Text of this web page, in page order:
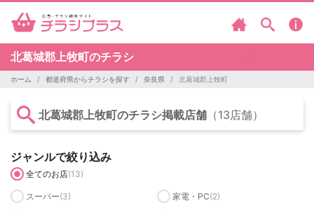
北葛城郡上牧町のチラシ
ホーム 都道府県からチラシを探す 奈良県 北葛城郡上牧町
北葛城郡上牧町のチラシ掲載店舗 （13店舗）
ジャンルで絞り込み
全てのお店(13)
スーパー(3) 家電・PC(2)